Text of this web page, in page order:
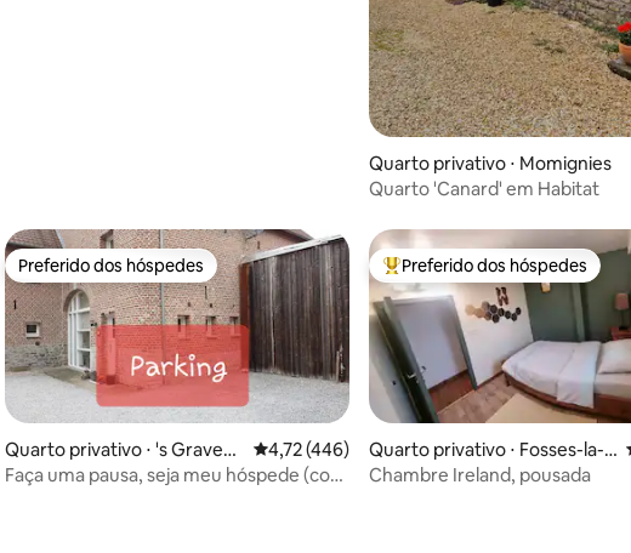
Quarto privativo ⋅ Momignies
Quarto 'Canard' em Habitat
Preferido dos hóspedes
Preferido dos hóspedes
Quarto privativo ⋅ 's Gravenv
oeren
4,72 de uma avaliação média de 5, 446
4,72 (446)
Faça uma pausa, seja meu hóspede (com
Entre os melhores preferidos
Preferido dos hóspedes
Quarto privativo ⋅ Fosses-la-V
ille
Chambre Ireland, pousada